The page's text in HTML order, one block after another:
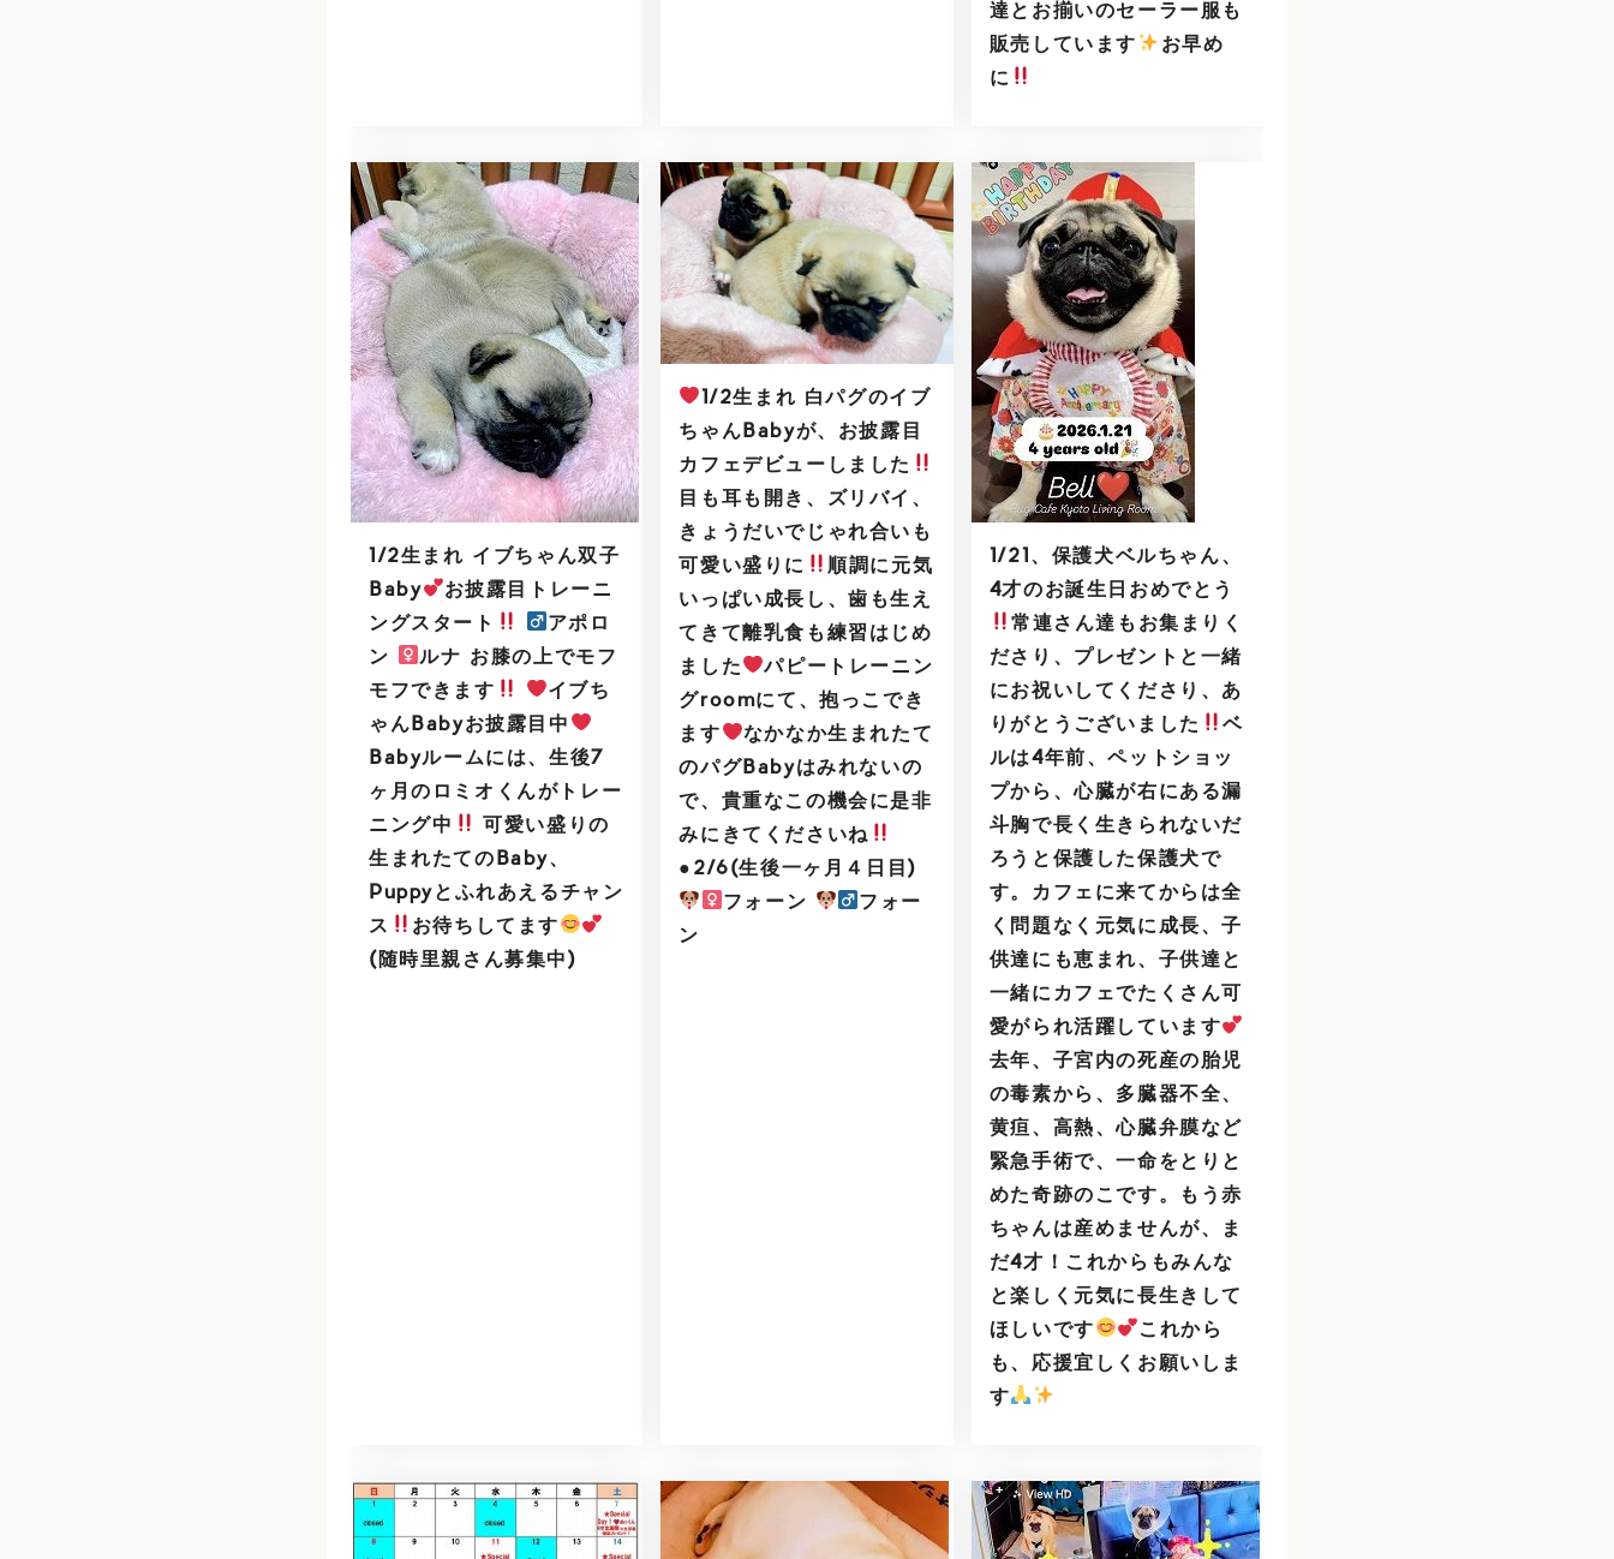
達とお揃いのセーラー服も
販売しています
お早め
に
1/2生まれ イブちゃん双子
Baby
お披露目トレーニ
ングスタート
アポロ
ン
ルナ お膝の上でモフ
モフできます
イブち
ゃんBabyお披露目中
Babyルームには、生後7
ヶ月のロミオくんがトレー
ニング中
可愛い盛りの
生まれたてのBaby、
Puppyとふれあえるチャン
ス
お待ちしてます
(随時里親さん募集中)
1/2生まれ 白パグのイブ
ちゃんBabyが、お披露目
カフェデビューしました
目も耳も開き、ズリバイ、
きょうだいでじゃれ合いも
可愛い盛りに
順調に元気
いっぱい成長し、歯も生え
てきて離乳食も練習はじめ
ました
パピートレーニン
グroomにて、抱っこでき
ます
なかなか生まれたて
のパグBabyはみれないの
で、貴重なこの機会に是非
みにきてくださいね
●2/6(生後一ヶ月４日目)
フォーン
フォー
ン
1/21、保護犬ベルちゃん、
4才のお誕生日おめでとう
常連さん達もお集まりく
ださり、プレゼントと一緒
にお祝いしてくださり、あ
りがとうございました
ベ
ルは4年前、ペットショッ
プから、心臓が右にある漏
斗胸で長く生きられないだ
ろうと保護した保護犬で
す。カフェに来てからは全
く問題なく元気に成長、子
供達にも恵まれ、子供達と
一緒にカフェでたくさん可
愛がられ活躍しています
去年、子宮内の死産の胎児
の毒素から、多臓器不全、
黄疸、高熱、心臓弁膜など
緊急手術で、一命をとりと
めた奇跡のこです。もう赤
ちゃんは産めませんが、ま
だ4才！これからもみんな
と楽しく元気に長生きして
ほしいです
これから
も、応援宜しくお願いしま
す